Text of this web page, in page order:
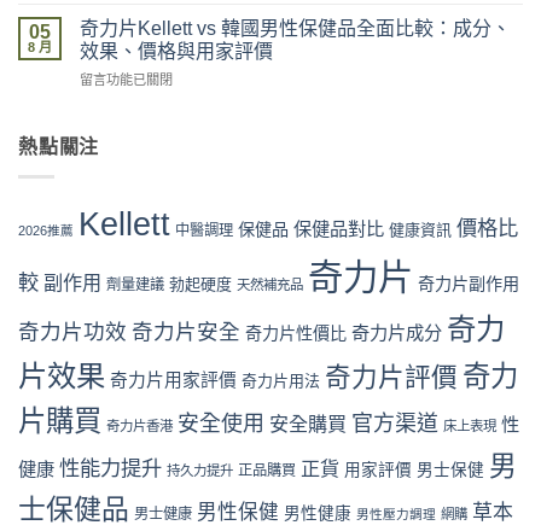
盒
裝
折
最
抵
時
機〉
假
評
拆
理
買
指
中
購
買
程
教
單
貨
次
懂〉
中
力
片
Kellett
vs
男
品：
功
與
家
口
碑
全
對
比
（2026
05
8 月
奇力片Kellett vs 韓國男性保健品全面比較：成分、
效果、價格與用家評價
在
片
國
保
品
全
面
比
較：
成
效
價
留言功能已關閉
熱點關注
2026推薦 Kellett 中醫調理 保健品 保健品對比 健康資訊 價格比
較 副作用 劑量建議 勃起硬度 天然補充品 奇力片 奇力片副作用
奇力片功效 奇力片安全 奇力片性價比 奇力片成分 奇力
片效果 奇力片用家評價 奇力片用法 奇力片評價 奇力
片購買 奇力片香港 安全使用 安全購買 官方渠道 床上表現 性
健康 性能力提升 持久力提升 正品購買 正貨 用家評價 男士保健 男
士保健品 男士健康 男性保健 男性健康 男性壓力調理 網購 草本